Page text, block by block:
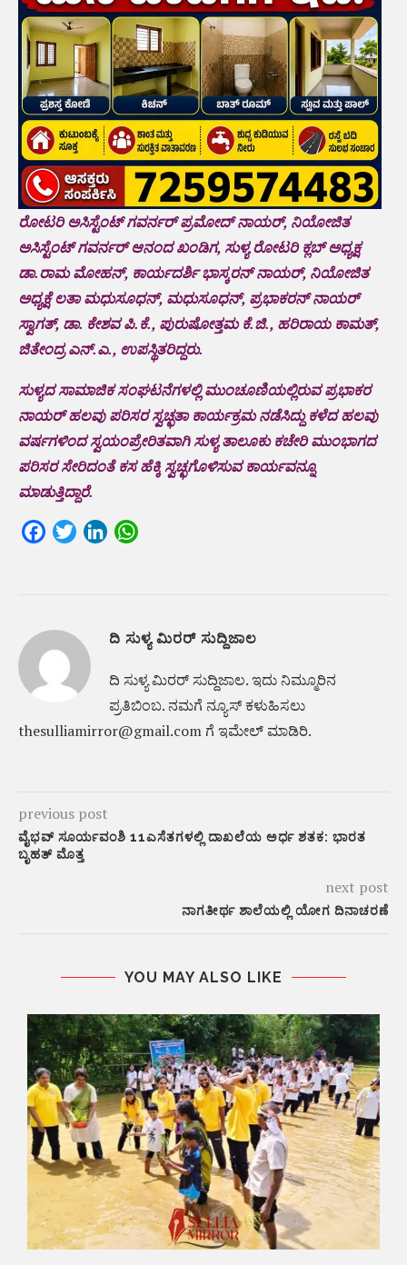
ರೋಟರಿ ಅಸಿಸ್ಟೆಂಟ್‌ ಗವರ್ನರ್‌ ಪ್ರಮೋದ್‌ ನಾಯರ್‌, ನಿಯೋಜಿತ
ಅಸಿಸ್ಟೆಂಟ್‌ ಗವರ್ನರ್‌ ಆನಂದ ಖಂಡಿಗ, ಸುಳ್ಯ ರೋಟರಿ ಕ್ಲಬ್‌ ಅಧ್ಯಕ್ಷ
ಡಾ.ರಾಮ ಮೋಹನ್‌, ಕಾರ್ಯದರ್ಶಿ ಭಾಸ್ಕರನ್‌ ನಾಯರ್‌, ನಿಯೋಜಿತ
ಅಧ್ಯಕ್ಷೆ ಲತಾ ಮಧುಸೂಧನ್‌, ಮಧುಸೂಧನ್‌, ಪ್ರಭಾಕರನ್‌ ನಾಯರ್‌
ಸ್ವಾಗತ್‌, ಡಾ. ಕೇಶವ ಪಿ.ಕೆ., ಪುರುಷೋತ್ತಮ ಕೆ.ಜಿ., ಹರಿರಾಯ ಕಾಮತ್‌,
ಜಿತೇಂದ್ರ ಎನ್.ಎ., ಉಪಸ್ಥಿತರಿದ್ದರು.
ಸುಳ್ಯದ ಸಾಮಾಜಿಕ ಸಂಘಟನೆಗಳಲ್ಲಿ ಮುಂಚೂಣಿಯಲ್ಲಿರುವ ಪ್ರಭಾಕರ
ನಾಯರ್ ಹಲವು ಪರಿಸರ ಸ್ವಚ್ಛತಾ ಕಾರ್ಯಕ್ರಮ ನಡೆಸಿದ್ದು ಕಳೆದ ಹಲವು
ವರ್ಷಗಳಿಂದ ಸ್ವಯಂಪ್ರೇರಿತವಾಗಿ ಸುಳ್ಯ ತಾಲೂಕು ಕಚೇರಿ ಮುಂಭಾಗದ
ಪರಿಸರ ಸೇರಿದಂತೆ ಕಸ ಹೆಕ್ಕಿ ಸ್ವಚ್ಛಗೊಳಿಸುವ ಕಾರ್ಯವನ್ನೂ
ಮಾಡುತ್ತಿದ್ದಾರೆ.
FacebookTwitterLinkedIn
ದಿ ಸುಳ್ಯ ಮಿರರ್ ಸುದ್ದಿಜಾಲ
ದಿ ಸುಳ್ಯ ಮಿರರ್‌ ಸುದ್ದಿಜಾಲ. ಇದು ನಿಮ್ಮೂರಿನ
ಪ್ರತಿಬಿಂಬ. ನಮಗೆ ನ್ಯೂಸ್‌ ಕಳುಹಿಸಲು
thesulliamirror@gmail.com ಗೆ ಇಮೇಲ್ ಮಾಡಿರಿ.
previous post
ವೈಭವ್ ಸೂರ್ಯವಂಶಿ 11ಎಸೆತಗಳಲ್ಲಿ ದಾಖಲೆಯ ಅರ್ಧ ಶತಕ: ಭಾರತ
ಬೃಹತ್ ಮೊತ್ತ
next post
ನಾಗತೀರ್ಥ ಶಾಲೆಯಲ್ಲಿ ಯೋಗ ದಿನಾಚರಣೆ
YOU MAY ALSO LIKE